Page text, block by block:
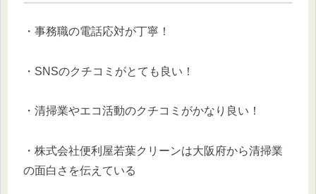
・事務職の電話応対が丁寧！
・SNSのクチコミがとても良い！
・清掃業やエコ活動のクチコミがかなり良い！
・株式会社便利屋若葉クリーンは大阪府から清掃業
の面白さを伝えている